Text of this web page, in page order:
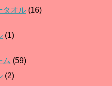
タオル (16)
(1)
ム (59)
(2)